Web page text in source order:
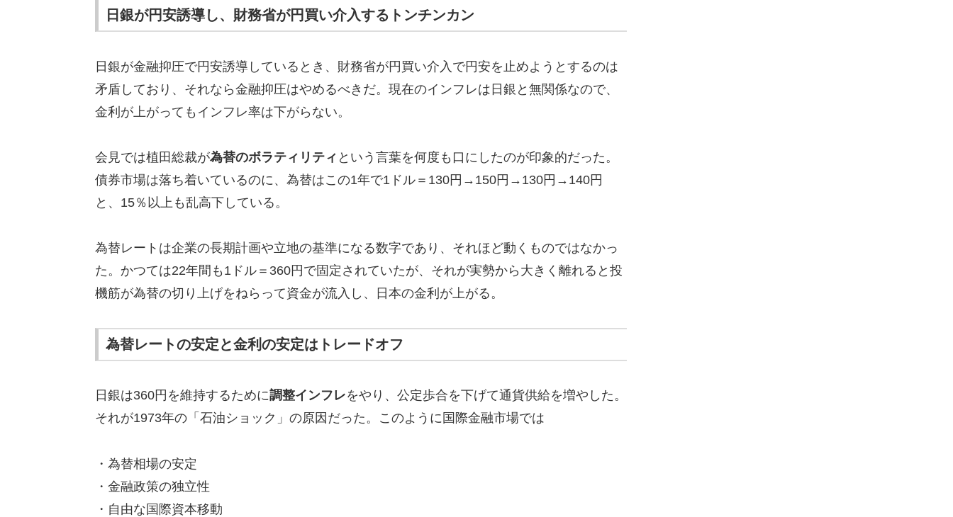
日銀が円安誘導し、財務省が円買い介入するトンチンカン
日銀が金融抑圧で円安誘導しているとき、財務省が円買い介入で円安を止めようとするのは
矛盾しており、それなら金融抑圧はやめるべきだ。現在のインフレは日銀と無関係なので、
金利が上がってもインフレ率は下がらない。
会見では植田総裁が為替のボラティリティ という言葉を何度も口にしたのが印象的だった。
債券市場は落ち着いているのに、為替はこの1年で1ドル＝130円→150円→130円→140円
と、15％以上も乱高下している。
為替レートは企業の長期計画や立地の基準になる数字であり、それほど動くものではなかっ
た。かつては22年間も1ドル＝360円で固定されていたが、それが実勢から大きく離れると投
機筋が為替の切り上げをねらって資金が流入し、日本の金利が上がる。
為替レートの安定と金利の安定はトレードオフ
日銀は360円を維持するために調整インフレをやり、公定歩合を下げて通貨供給を増やした。
それが1973年の「石油ショック」の原因だった。このように国際金融市場では
・為替相場の安定
・金融政策の独立性
・自由な国際資本移動